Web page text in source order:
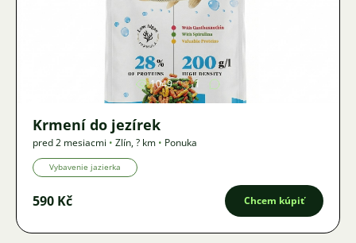
Obrázok
1049 1
Krmení do jezírek
pred 2 mesiacmi • Zlín,? km • Ponuka
Vybavenie jazierka
590 Kč Chcem kúpiť